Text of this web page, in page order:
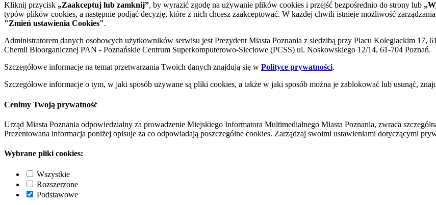
Kliknij przycisk „Zaakceptuj lub zamknij”, by wyrazić zgodę na używanie plików cookies i przejść bezpośrednio do strony lub
typów plików cookies, a następnie podjąć decyzję, które z nich chcesz zaakceptować. W każdej chwili istnieje możliwość
"Zmień ustawienia Cookies".
Administratorem danych osobowych użytkowników serwisu jest Prezydent Miasta Poznania z siedzibą przy Placu Kolegiackim 17,
Chemii Bioorganicznej PAN - Poznańskie Centrum Superkomputerowo-Sieciowe (PCSS) ul. Noskowskiego 12/14, 61-704 Poznań.
Szczegółowe informacje na temat przetwarzania Twoich danych znajdują się w Polityce prywatności.
Szczegółowe informacje o tym, w jaki sposób używane są pliki cookies, a także w jaki sposób można je zablokować lub usunąć,
Cenimy Twoją prywatność
Urząd Miasta Poznania odpowiedzialny za prowadzenie Miejskiego Informatora Multimedialnego Miasta Poznania, zwraca
Prezentowana informacja poniżej opisuje za co odpowiadają poszczególne cookies. Zarządzaj swoimi ustawieniami dotyczącymi
Wybrane pliki cookies:
Wszystkie
Rozszerzone
Podstawowe